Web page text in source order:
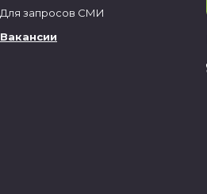
Для запросов СМИ
Вакансии